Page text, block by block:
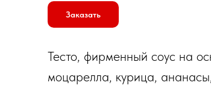
Заказать
Тесто, фирменный соус на
моцарелла, курица,